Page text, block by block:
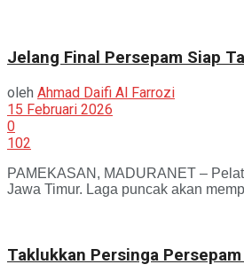
Jelang Final Persepam Siap
oleh Ahmad Daifi Al Farrozi
15 Februari 2026
0
102
PAMEKASAN, MADURANET –
Jawa Timur. Laga puncak akan
Taklukkan Persinga